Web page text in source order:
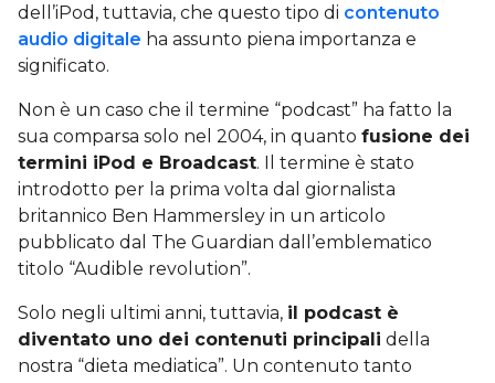
dell’iPod, tuttavia, che questo tipo di contenuto
audio digitale ha assunto piena importanza e
significato.
Non è un caso che il termine “podcast” ha fatto la
sua comparsa solo nel 2004, in quanto fusione dei
termini iPod e Broadcast. Il termine è stato
introdotto per la prima volta dal giornalista
britannico Ben Hammersley in un articolo
pubblicato dal The Guardian dall’emblematico
titolo “Audible revolution”.
Solo negli ultimi anni, tuttavia, il podcast è
diventato uno dei contenuti principali della
nostra “dieta mediatica”. Un contenuto tanto